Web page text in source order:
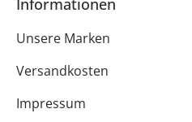
Informationen
Unsere Marken
Versandkosten
Impressum